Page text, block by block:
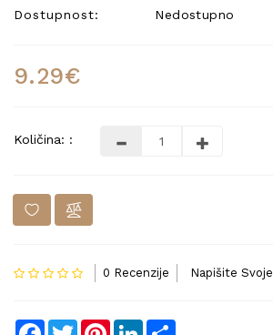
Dostupnost:
Nedostupno
9.29€
Količina: :
0 Recenzije Napišite
Facebook
TwitterPinterestLinkedIn